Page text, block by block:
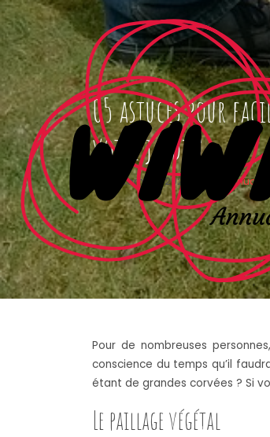
05 astuces pour
votre jardin
19 septembre 2021 wiwiannuaire
Pour de nombreuses
conscience du temps qu’il
étant de grandes corvées ? Si
Le paillage végétal